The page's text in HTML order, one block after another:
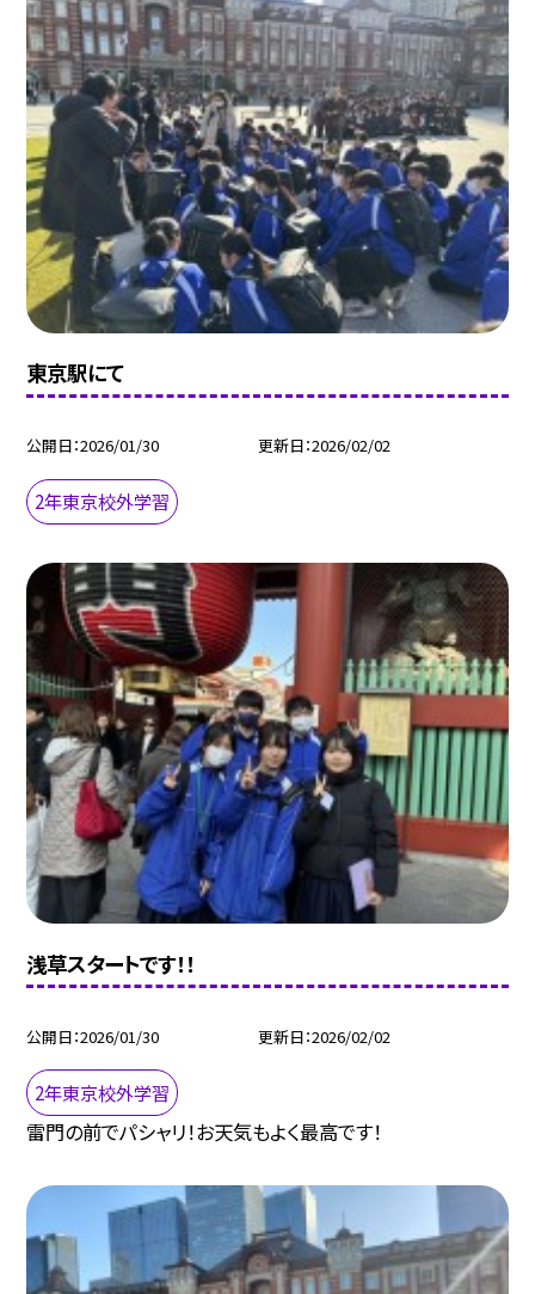
東京駅にて
公開日 2026/01/30 更新日 2026/02/02
2年東京校外学習
浅草スタートです！！
公開日 2026/01/30 更新日 2026/02/02
2年東京校外学習
雷門の前でパシャリ！お天気もよく最高です！